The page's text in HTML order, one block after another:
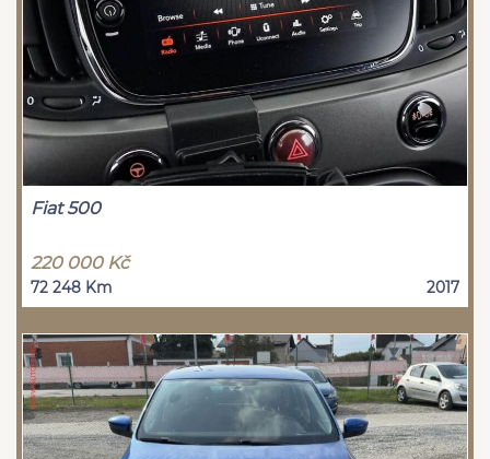
Fiat 500
220 000 Kč
72 248 Km 2017